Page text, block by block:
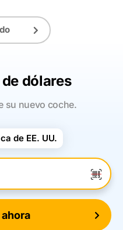
dólares
su nuevo coche.
de EE. UU.